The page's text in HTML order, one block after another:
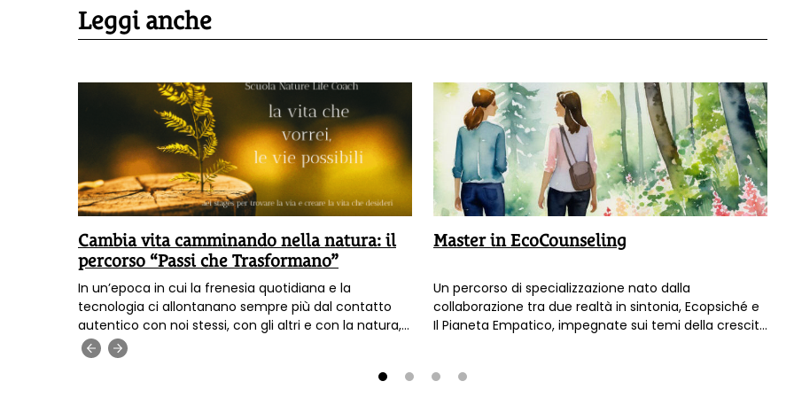
Leggi anche
Cambia vita camminando nella natura: il
percorso “Passi che Trasformano”
In un’epoca in cui la frenesia quotidiana e la
tecnologia ci allontanano sempre più dal contatto
autentico con noi stessi, con gli altri e con la natura,
nasce un percorso innovativo pensato per ricreare
questa connessione essenziale. La Scuola Nature Life
Coach di Passi che trasformano, con sede nel cuore
Master in EcoCounseling
Un percorso di specializzazione nato dalla
collaborazione tra due realtà in sintonia, Ecopsiché e
Il Pianeta Empatico, impegnate sui temi della crescita
professionalità con teorie e pratiche che coinvolgono